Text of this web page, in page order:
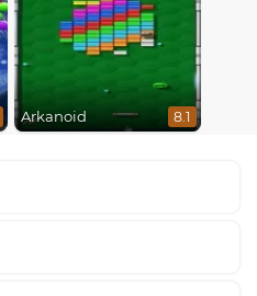
Arkanoid 8.1